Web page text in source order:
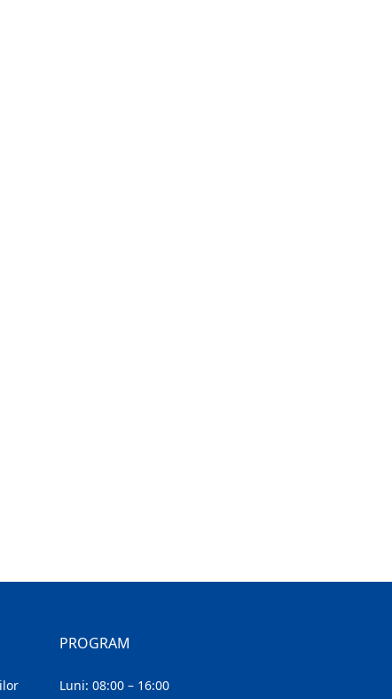
PROGRAM
Luni: 08:00 – 16:00